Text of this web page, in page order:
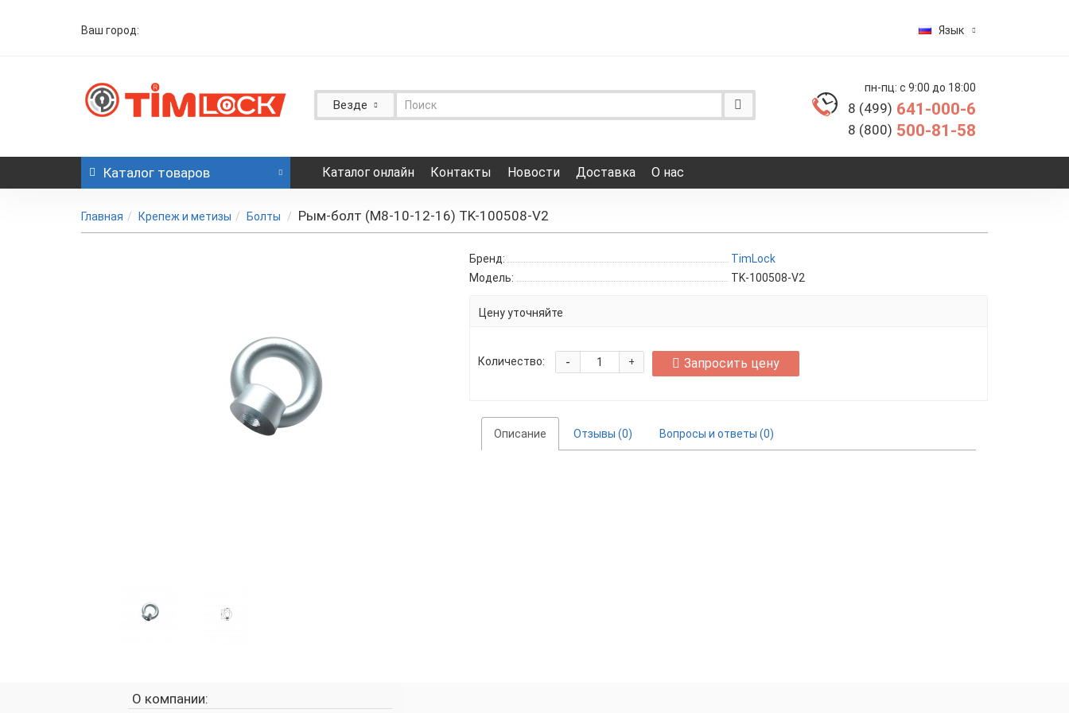
Язык
Ваш город:
Везде
пн-пц: с 9:00 до 18:00
8 (499) 641-000-6
8 (800) 500-81-58
Каталог товаров Каталог онлайн Контакты Новости Доставка О нас
Главная Крепеж и метизы Болты Рым-болт (M8-10-12-16) TK-100508-V2
Бренд:
TimLock
Модель:
TK-100508-V2
Цену уточняйте
Количество: +
- Запросить цену
Описание Отзывы (0) Вопросы и ответы (0)
О компании: